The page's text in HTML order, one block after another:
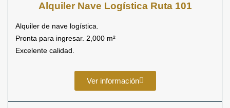
Alquiler Nave Logística Ruta 101
Alquiler de nave logística.
Pronta para ingresar. 2,000 m²
Excelente calidad.
Ver información